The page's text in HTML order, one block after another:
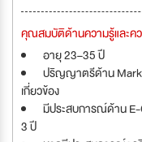
คุณสมบัติด้านความรู้และค
อายุ 23–35 ปี
ปริญญาตรีด้าน
เกี่ยวข้อง
มีประสบการณ์ด้าน
3 ปี